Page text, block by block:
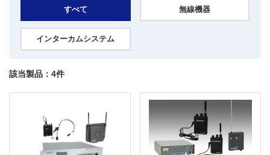
すべて 無線機器
インターカムシステム
該当製品： 4件